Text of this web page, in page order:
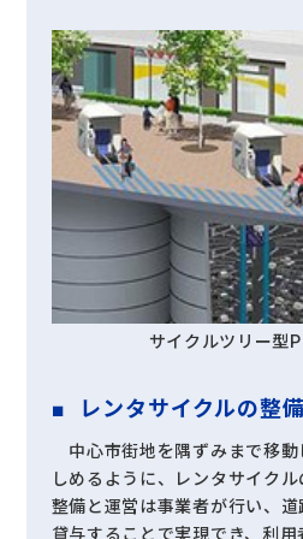
サイクルツリー型
レンタサイクルの整備
中心市街地を隅ずみまで移動
しめるように、レンタサイクル
整備と運営は事業者が行い、
貸与することで実現でき、利